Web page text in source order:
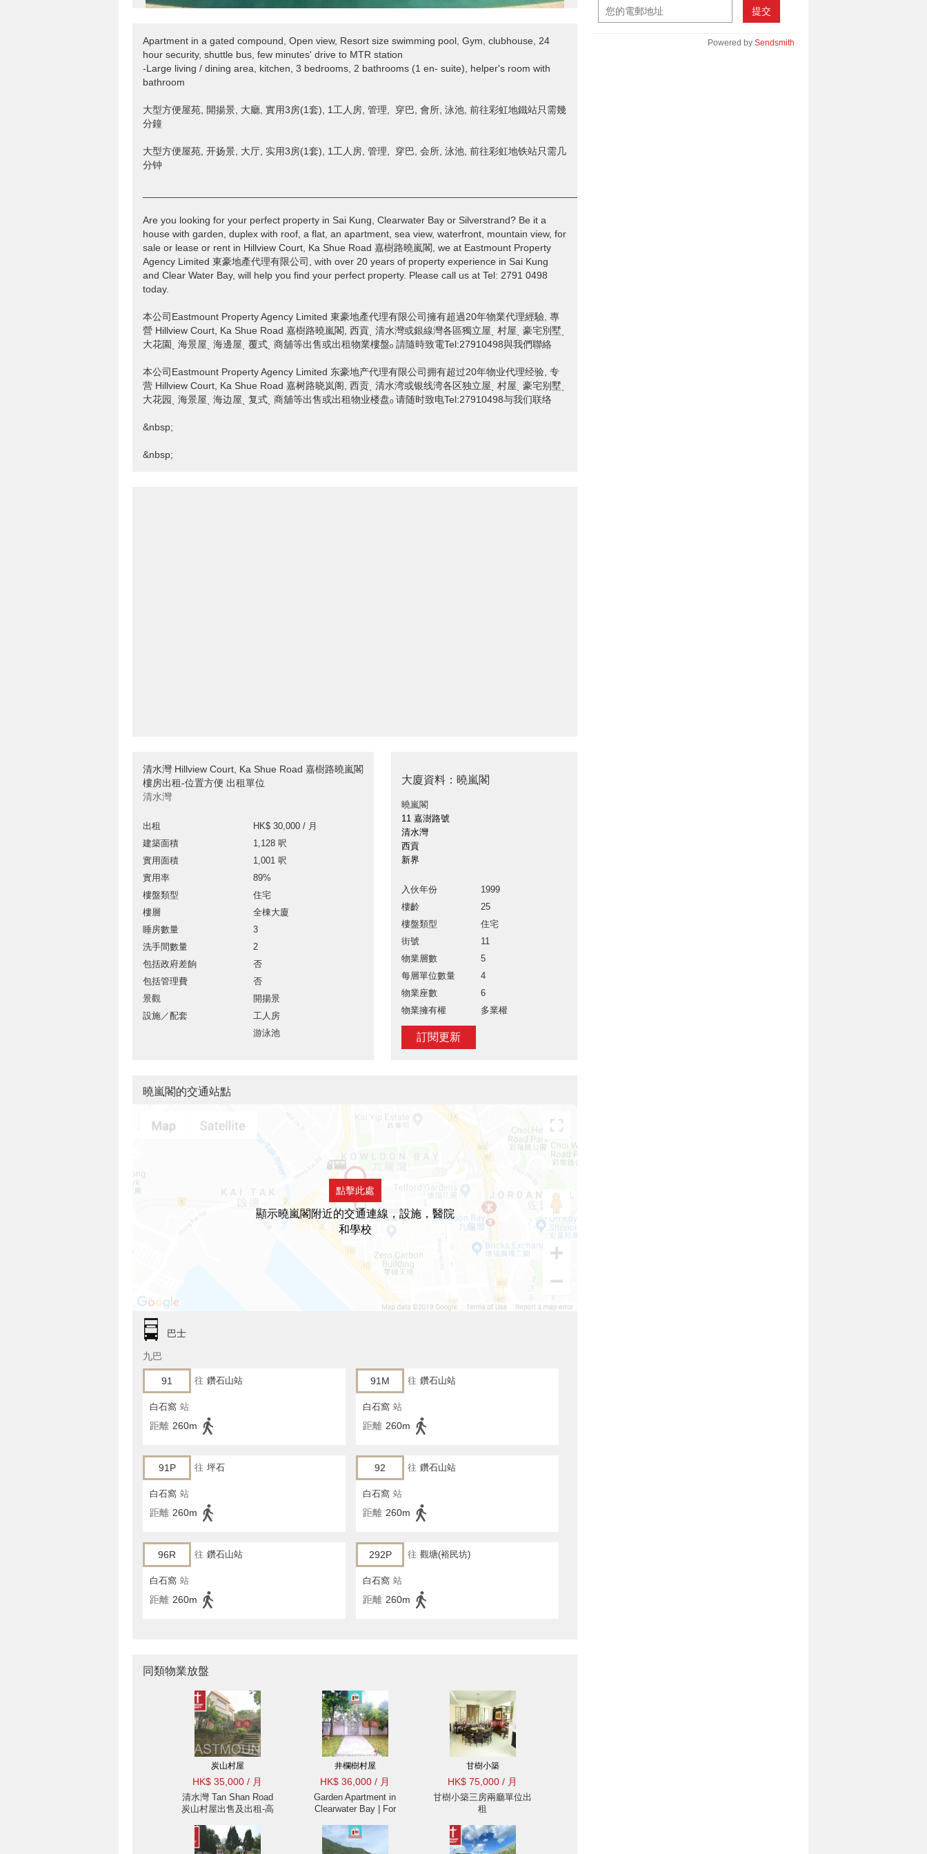
Apartment in a gated compound, Open view, Resort size swimming pool, Gym, clubhouse, 24
hour security, shuttle bus, few minutes' drive to MTR station
-Large living / dining area, kitchen, 3 bedrooms, 2 bathrooms (1 en- suite), helper's room with
bathroom
大型方便屋苑, 開揚景, 大廳, 實用3房(1套), 1工人房, 管理, 穿巴, 會所, 泳池, 前往彩虹地鐵站只需幾
分鐘
大型方便屋苑, 开扬景, 大厅, 实用3房(1套), 1工人房, 管理, 穿巴, 会所, 泳池, 前往彩虹地铁站只需几
分钟
Are you looking for your perfect property in Sai Kung, Clearwater Bay or Silverstrand? Be it a
house with garden, duplex with roof, a flat, an apartment, sea view, waterfront, mountain view, for
sale or lease or rent in Hillview Court, Ka Shue Road 嘉樹路曉嵐閣, we at Eastmount Property
Agency Limited 東豪地產代理有限公司, with over 20 years of property experience in Sai Kung
and Clear Water Bay, will help you find your perfect property. Please call us at Tel: 2791 0498
today.
本公司Eastmount Property Agency Limited 東豪地產代理有限公司擁有超過20年物業代理經驗, 專
營 Hillview Court, Ka Shue Road 嘉樹路曉嵐閣, 西貢ˎ 清水灣或銀線灣各區獨立屋ˎ 村屋ˎ 豪宅別墅ˎ
大花園ˎ 海景屋ˎ 海邊屋ˎ 覆式ˎ 商舖等出售或出租物業樓盤ₒ 請隨時致電Tel:27910498與我們聯絡
本公司Eastmount Property Agency Limited 东豪地产代理有限公司拥有超过20年物业代理经验, 专
营 Hillview Court, Ka Shue Road 嘉树路晓岚阁, 西贡ˎ 清水湾或银线湾各区独立屋ˎ 村屋ˎ 豪宅别墅ˎ
大花园ˎ 海景屋ˎ 海边屋ˎ 复式ˎ 商舖等出售或出租物业楼盘ₒ 请随时致电Tel:27910498与我们联络
&nbsp;
&nbsp;
清水灣 Hillview Court, Ka Shue Road 嘉樹路曉嵐閣
樓房出租-位置方便 出租單位
清水灣
出租
HK$ 30,000 / 月
建築面積
1,128 呎
實用面積
1,001 呎
實用率
89%
樓盤類型
住宅
樓層
全棟大廈
睡房數量
3
洗手間數量
2
包括政府差餉
否
包括管理費
否
景觀
開揚景
設施／配套
工人房
游泳池
大廈資料：曉嵐閣
曉嵐閣
11 嘉澍路號
清水灣
西貢
新界
入伙年份
1999
樓齡
25
樓盤類型
住宅
街號
11
物業層數
5
每層單位數量
4
物業座數
6
物業擁有權
多業權
訂閱更新
提交
Powered by Sendsmith
曉嵐閣的交通站點
點擊此處
顯示曉嵐閣附近的交通連線，設施，醫院
和學校
巴士
九巴
91 往 鑽石山站
白石窩 站
距離 260m
91M 往 鑽石山站
白石窩 站
距離 260m
91P 往 坪石
白石窩 站
距離 260m
92 往 鑽石山站
白石窩 站
距離 260m
96R 往 鑽石山站
白石窩 站
距離 260m
292P 往 觀塘(裕民坊)
白石窩 站
距離 260m
同類物業放盤
炭山村屋
HK$ 35,000 / 月
清水灣 Tan Shan Road
炭山村屋出售及出租-高
Eastmount Property 東
豪地產 ID:428炭山村屋
井欄樹村屋
HK$ 36,000 / 月
Garden Apartment in
Clearwater Bay | For
甘樹小築
HK$ 75,000 / 月
甘樹小築三房兩廳單位出
租